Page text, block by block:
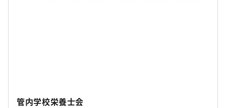
管内学校栄養士会